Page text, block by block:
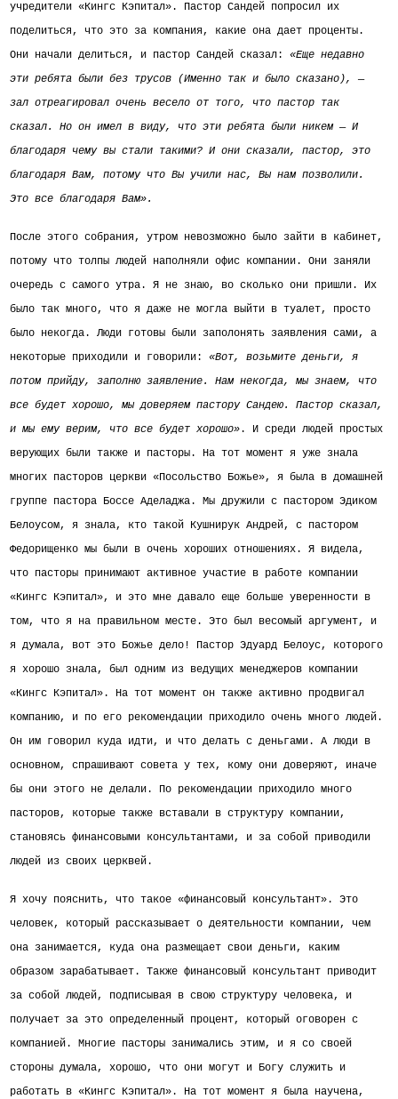
учредители «Кингс Кэпитал». Пастор Сандей попросил их
поделиться, что это за компания, какие она дает проценты.
Они начали делиться, и пастор Сандей сказал: «Еще недавно
эти ребята были без трусов (Именно так и было сказано), —
зал отреагировал очень весело от того, что пастор так
сказал. Но он имел в виду, что эти ребята были никем — И
благодаря чему вы стали такими? И они сказали, пастор, это
благодаря Вам, потому что Вы учили нас, Вы нам позволили.
Это все благодаря Вам».
После этого собрания, утром невозможно было зайти в кабинет,
потому что толпы людей наполняли офис компании. Они заняли
очередь с самого утра. Я не знаю, во сколько они пришли. Их
было так много, что я даже не могла выйти в туалет, просто
было некогда. Люди готовы были заполонять заявления сами, а
некоторые приходили и говорили: «Вот, возьмите деньги, я
потом прийду, заполню заявление. Нам некогда, мы знаем, что
все будет хорошо, мы доверяем пастору Сандею. Пастор сказал,
и мы ему верим, что все будет хорошо». И среди людей простых
верующих были также и пасторы. На тот момент я уже знала
многих пасторов церкви «Посольство Божье», я была в домашней
группе пастора Боссе Аделаджа. Мы дружили с пастором Эдиком
Белоусом, я знала, кто такой Кушнирук Андрей, с пастором
Федорищенко мы были в очень хороших отношениях. Я видела,
что пасторы принимают активное участие в работе компании
«Кингс Кэпитал», и это мне давало еще больше уверенности в
том, что я на правильном месте. Это был весомый аргумент, и
я думала, вот это Божье дело! Пастор Эдуард Белоус, которого
я хорошо знала, был одним из ведущих менеджеров компании
«Кингс Кэпитал». На тот момент он также активно продвигал
компанию, и по его рекомендации приходило очень много людей.
Он им говорил куда идти, и что делать с деньгами. А люди в
основном, спрашивают совета у тех, кому они доверяют, иначе
бы они этого не делали. По рекомендации приходило много
пасторов, которые также вставали в структуру компании,
становясь финансовыми консультантами, и за собой приводили
людей из своих церквей.
Я хочу пояснить, что такое «финансовый консультант». Это
человек, который рассказывает о деятельности компании, чем
она занимается, куда она размещает свои деньги, каким
образом зарабатывает. Также финансовый консультант приводит
за собой людей, подписывая в свою структуру человека, и
получает за это определенный процент, который оговорен с
компанией. Многие пасторы занимались этим, и я со своей
стороны думала, хорошо, что они могут и Богу служить и
работать в «Кингс Кэпитал». На тот момент я была научена,